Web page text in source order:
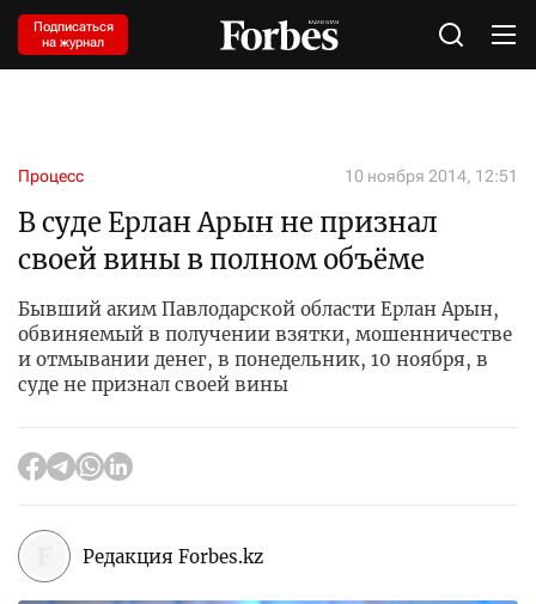
Подписаться
на журнал
Процесс 10 ноября 2014, 12:51
В суде Ерлан Арын не признал
своей вины в полном объёме
Бывший аким Павлодарской области Ерлан Арын,
обвиняемый в получении взятки, мошенничестве
и отмывании денег, в понедельник, 10 ноября, в
суде не признал своей вины
Редакция Forbes.kz